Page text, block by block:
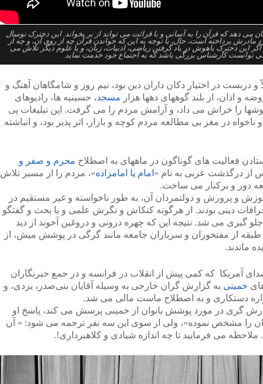
می دهد که قرآن را به آسانی و با قرائت می تواند از بر بخواند. این دخترک نوسال
مادرش پرداخته است، حال، با توجه به این که خواندن قرآن چه از روی آن، و چه از
این دخترک باهوش در یاد گرفتن ریاضی، ادبیات، زبان، و یا علوم دیگر تلاش می
توانست کارشناس بزرگی باشد که به اجتماع خود خدمت نماید.
و دربست در اختیار دکان داران دین بود، نیم روز و شامگاهان آهنگ و
و اذان، از بلند گوههای دهها هزار مسجد، حسینیه ها، رادیوهای
را خراش می داد، و آرامش مردم را می گرفت. این تبلیغات پی
در مغز بی مطالعه مردم کوچه و بازار، اثر پذیر بود، و انباشته
فعالیت های گوناگون در ماههای به اصطلاح محرم و صفر و
از درگذشت عربی به نام « امام یا امامزاده»، مردم را از مسیر تلاش
دور و برکنار می ساخت.
و پرورش و دولتمردان آن، به طور ناخواسته و غیر مستقیم در
خرافات دینی بودند. از هرگونه کنکاش و نگرش علمی و یا بحث و گفتگو
جلو گیری می شد. نتیجه این که چهره درونی و دروغین آخوند از دید
طبقه از مفتخوران و سرباران جامعه مانند گرگی در پوشش میش، از
ماندند.
آمریکا که کمی پیش از انقلاب در فرانسه و در جمع خبرنگاران
خمینی به گزارش گران خارجی به وسیله آقایان بنی‌صدر، یزدی، و
دستکاری و به اصطلاح ماست مالی می شد.
گری در مورد پوشش بانوان از خمینی پرسش می کند، پاسخ او
را مشخص نموده»، ولی از سوی این سه نفر ترجمه می شود: « آن
می فرمایید تا چه اندازه شیادی و کلاهبرداری!.